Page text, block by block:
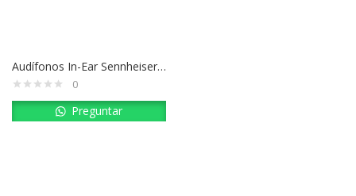
Audífonos In-Ear Sennheiser IE 100 Pro Red 508940 | Monitoreo Profesional en Escenario y Estudio
0
Preguntar